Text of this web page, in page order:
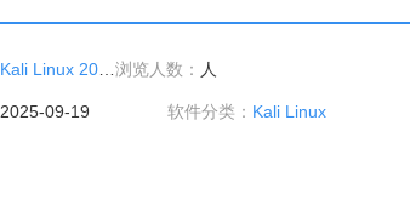
Kali Linux 2025.2 操作系统下载 含W38周更新官网 浏览人数： 人
2025-09-19 软件分类： Kali Linux